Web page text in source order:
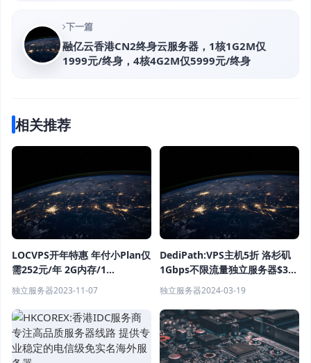
下一篇
融亿云香港CN2终身云服务器，1核1G2M仅
1999元/终身，4核4G2M仅5999元/终身
相关推荐
LOCVPS开年特惠 年付小Plan仅
需252元/年 2G内存/1
核/20gSSD/400G流量 香港VPS
以及日本大阪VPS
独立服务器2023-11-07
DediPath:VPS主机5折 洛杉矶
1Gbps不限流量独立服务器$39/
月起
独立服务器2024-03-19